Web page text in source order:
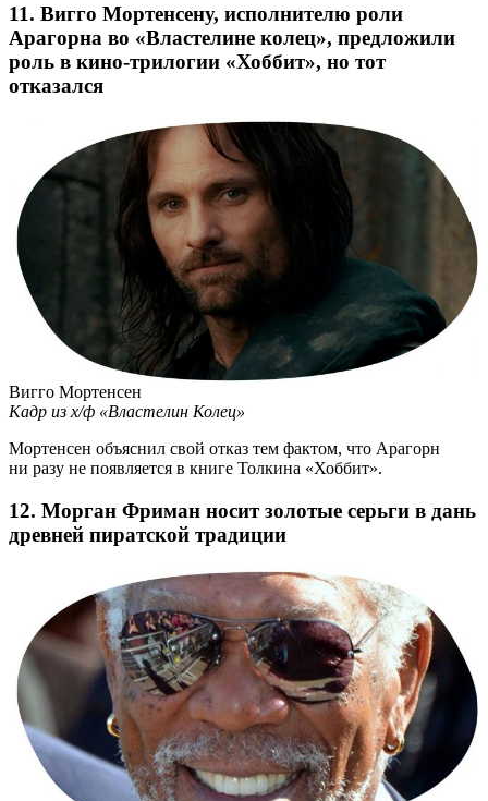
11. Вигго Мортенсену, исполнителю роли
Арагорна во «Властелине колец», предложили
роль в кино-трилогии «Хоббит», но тот
отказался
Вигго Мортенсен
Кадр из х/ф «Властелин Колец»
Мортенсен объяснил свой отказ тем фактом, что Арагорн
ни разу не появляется в книге Толкина «Хоббит».
12. Морган Фриман носит золотые серьги в дань
древней пиратской традиции